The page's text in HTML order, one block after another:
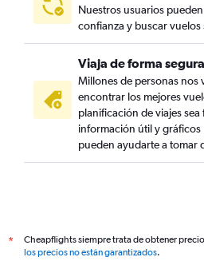
Nuestros usuarios
confianza y buscar
Viaja de forma segura
Millones de personas nos
encontrar los mejores
planificación de viajes
información útil y gráficos
pueden ayudarte a tomar
*
Cheapflights siempre trata de obtener
los precios no están garantizados.